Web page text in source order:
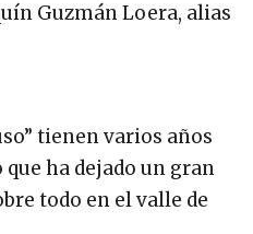
Guzmán Loera, alias
tienen varios años
ha dejado un gran
todo en el valle de